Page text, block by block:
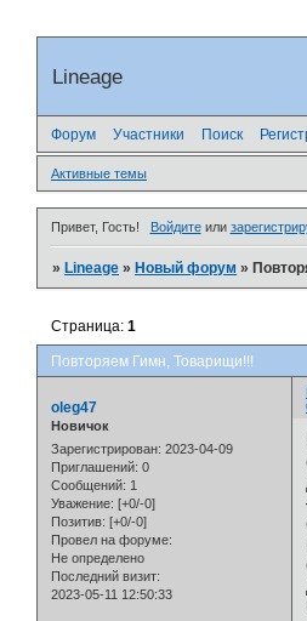
Lineage
Форум Участники Поиск
Активные темы
Привет, Гость! Войдитеили
»Lineage »Новый форум »
Повторяем Гимн, Товарищи!!!
Страница:1
oleg47
Новичок
Зарегистрирован: 2023-04-09
Приглашений: 0
Сообщений: 1
Уважение: [+0/-0]
Позитив: [+0/-0]
Провел на форуме:
Не определено
Последний визит:
2023-05-11 12:50:33